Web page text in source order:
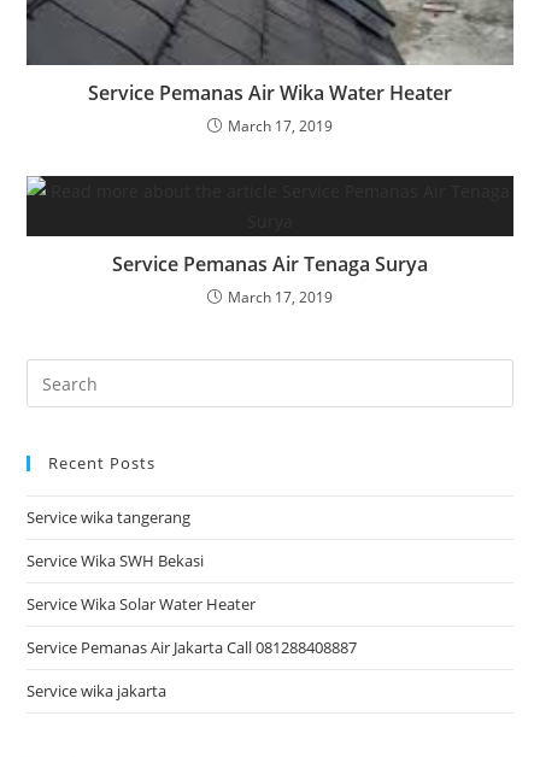
Service Pemanas Air Wika Water Heater
March 17, 2019
Service Pemanas Air Tenaga Surya
March 17, 2019
Recent Posts
Service wika tangerang
Service Wika SWH Bekasi
Service Wika Solar Water Heater
Service Pemanas Air Jakarta Call 081288408887
Service wika jakarta